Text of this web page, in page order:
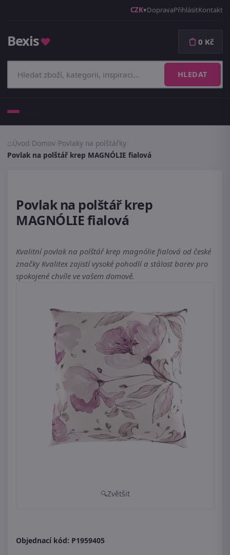
CZK DopravaPřihlásitKontakt
Bexis♥
HLEDAT
0 Kč
Úvod Domov Povlaky na polštářky
Povlak na polštář krep MAGNÓLIE fialová
Povlak na polštář krep
MAGNÓLIE fialová
Kvalitní povlak na polštář krep magnólie fialová od české
značky Kvalitex zajistí vysoké pohodlí a stálost barev pro
spokojené chvíle ve vašem domově.
Zvětšit
Objednací kód: P1959405